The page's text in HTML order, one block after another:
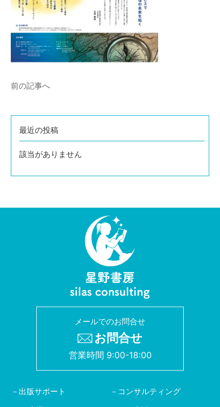
前の記事へ
最近の投稿
該当がありません
メールでのお問合せ
お問合せ
営業時間 9:00-18:00
出版サポート
コンサルティング